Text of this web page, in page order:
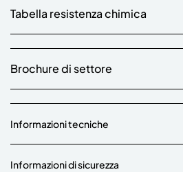
Tabella resistenza chimica
Brochure di settore
Informazioni tecniche
Informazioni di sicurezza